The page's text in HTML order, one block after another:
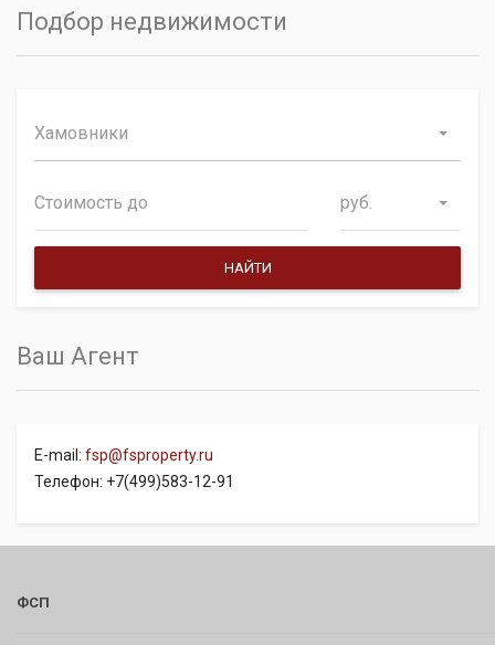
Подбор недвижимости
Хамовники
руб.
Ваш Агент
E-mail: fsp@fsproperty.ru
Телефон: +7(499)583-12-91
ФСП